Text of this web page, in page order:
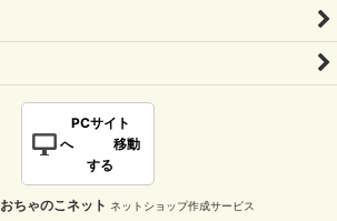
PCサイト
へ 移動
する
おちゃのこネット ネットショップ作成サービス